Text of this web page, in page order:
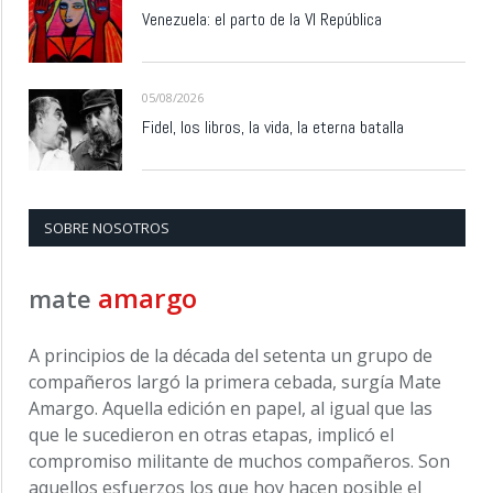
Venezuela: el parto de la VI República
05/08/2026
Fidel, los libros, la vida, la eterna batalla
SOBRE NOSOTROS
mate amargo
A principios de la década del setenta un grupo de
compañeros largó la primera cebada, surgía Mate
Amargo. Aquella edición en papel, al igual que las
que le sucedieron en otras etapas, implicó el
compromiso militante de muchos compañeros. Son
aquellos esfuerzos los que hoy hacen posible el